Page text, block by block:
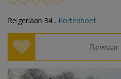
Reigerlaan 34 , Kortenhoef